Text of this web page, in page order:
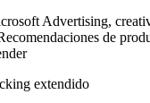
Advertising,
de
extendido